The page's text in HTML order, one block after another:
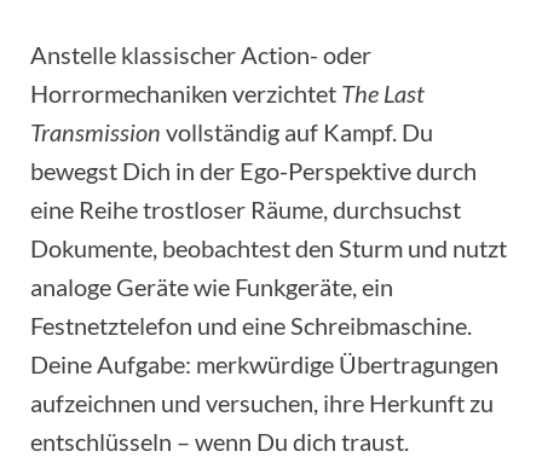
Anstelle klassischer Action- oder
Horrormechaniken verzichtet The Last
Transmission vollständig auf Kampf. Du
bewegst Dich in der Ego-Perspektive durch
eine Reihe trostloser Räume, durchsuchst
Dokumente, beobachtest den Sturm und nutzt
analoge Geräte wie Funkgeräte, ein
Festnetztelefon und eine Schreibmaschine.
Deine Aufgabe: merkwürdige Übertragungen
aufzeichnen und versuchen, ihre Herkunft zu
entschlüsseln – wenn Du dich traust.